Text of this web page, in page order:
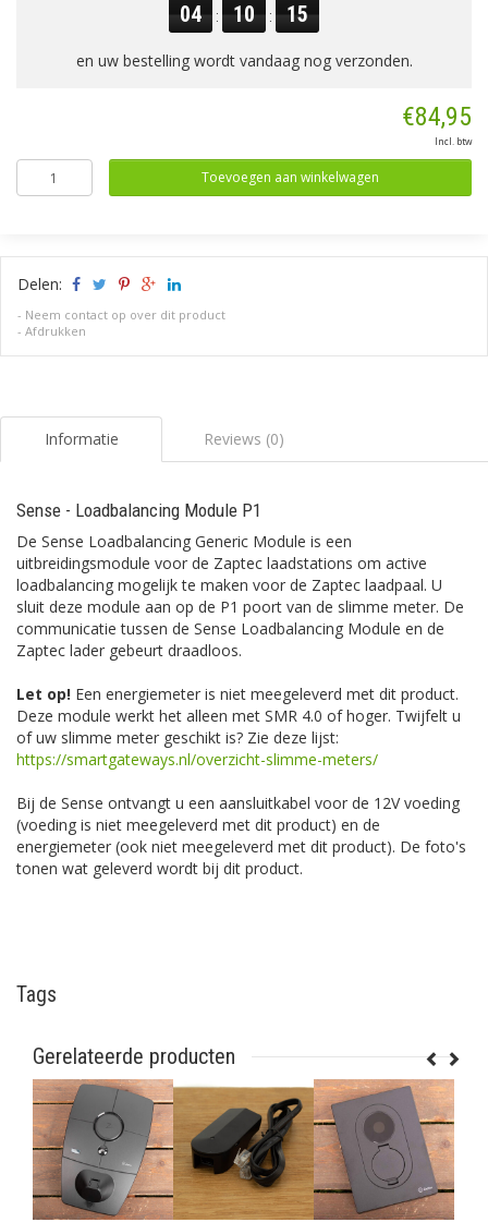
04 : 10 : 14
en uw bestelling wordt vandaag nog verzonden.
€84,95
Incl. btw
Toevoegen aan winkelwagen
Delen:
- Neem contact op over dit product
- Afdrukken
Informatie Reviews (0)
Sense - Loadbalancing Module P1
De Sense Loadbalancing Generic Module is een
uitbreidingsmodule voor de Zaptec laadstations om active
loadbalancing mogelijk te maken voor de Zaptec laadpaal. U
sluit deze module aan op de P1 poort van de slimme meter. De
communicatie tussen de Sense Loadbalancing Module en de
Zaptec lader gebeurt draadloos.
Let op! Een energiemeter is niet meegeleverd met dit product.
Deze module werkt het alleen met SMR 4.0 of hoger. Twijfelt u
of uw slimme meter geschikt is? Zie deze lijst:
https://smartgateways.nl/overzicht-slimme-meters/
Bij de Sense ontvangt u een aansluitkabel voor de 12V voeding
(voeding is niet meegeleverd met dit product) en de
energiemeter (ook niet meegeleverd met dit product). De foto's
tonen wat geleverd wordt bij dit product.
Tags
Gerelateerde producten